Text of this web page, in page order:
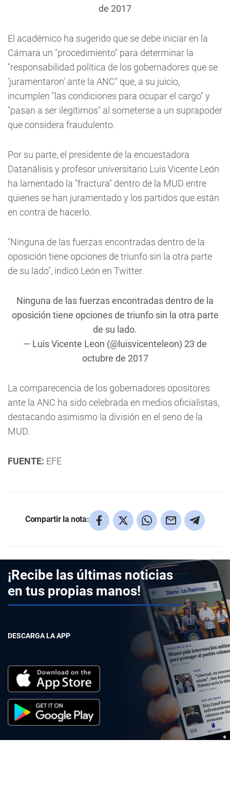
de 2017
El académico ha sugerido que se debe iniciar en la
Cámara un "procedimiento" para determinar la
"responsabilidad política de los gobernadores que se
'juramentaron' ante la ANC" que, a su juicio,
incumplen "las condiciones para ocupar el cargo" y
"pasan a ser ilegítimos" al someterse a un suprapoder
que considera fraudulento.
Por su parte, el presidente de la encuestadora
Datanálisis y profesor universitario Luis Vicente León
ha lamentado la "fractura" dentro de la MUD entre
quienes se han juramentado y los partidos que están
en contra de hacerlo.
"Ninguna de las fuerzas encontradas dentro de la
oposición tiene opciones de triunfo sin la otra parte
de su lado", indicó León en Twitter.
Ninguna de las fuerzas encontradas dentro de la
oposición tiene opciones de triunfo sin la otra parte
de su lado.
— Luis Vicente Leon (@luisvicenteleon) 23 de
octubre de 2017
La comparecencia de los gobernadores opositores
ante la ANC ha sido celebrada en medios oficialistas,
destacando asimismo la división en el seno de la
MUD.
FUENTE: EFE
Compartir la nota:
¡Recibe las últimas noticias
en tus propias manos!
DESCARGA LA APP